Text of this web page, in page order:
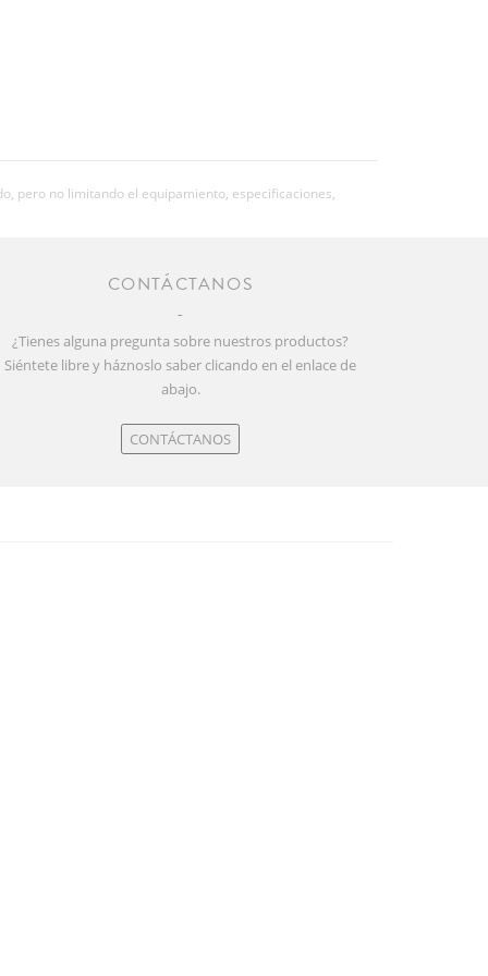
pero no limitando el equipamiento, especificaciones,
CONTÁCTANOS
¿Tienes alguna pregunta sobre nuestros productos?
Siéntete libre y háznoslo saber clicando en el enlace de
abajo.
CONTÁCTANOS